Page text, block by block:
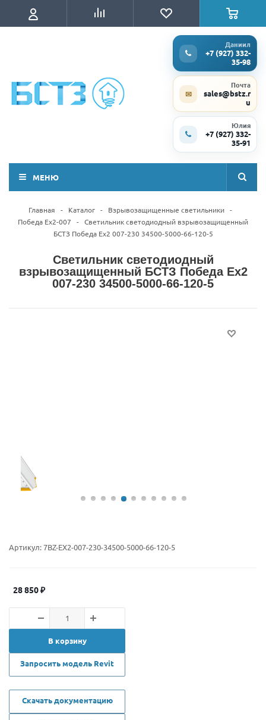
Даниил
+7 (927) 332-
35-98
✉
Почта
sales@bstz.r
u
Юлия
+7 (927) 332-
35-91
МЕНЮ
Главная - Каталог - Взрывозащищенные светильники -
Победа Ex2-007
- Светильник светодиодный взрывозащищенный
БСТЗ Победа Ex2 007-230 34500-5000-66-120-5
Светильник светодиодный
взрывозащищенный БСТЗ Победа Ex2
007-230 34500-5000-66-120-5
Артикул:7BZ-EX2-007-230-34500-5000-66-120-5
28 850₽
В корзину
Запросить модель Revit
Скачать документацию